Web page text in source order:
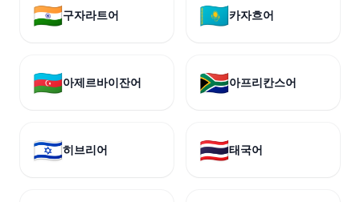
🇮🇳구자라트어 🇰🇿카자흐어
🇦🇿아제르바이잔어 🇿🇦아프리칸스어
🇮🇱히브리어 🇹🇭태국어